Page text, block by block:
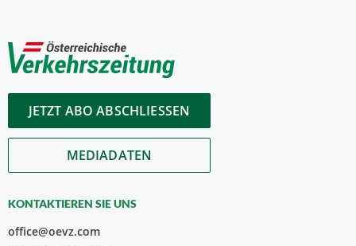
JETZT ABO ABSCHLIESSEN
MEDIADATEN
KONTAKTIEREN SIE UNS
office@oevz.com